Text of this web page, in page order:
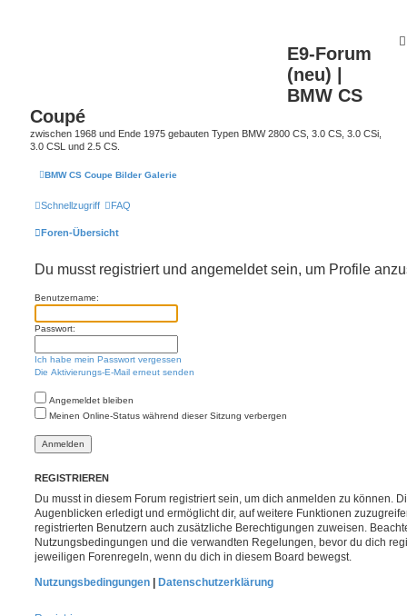
E9-Forum
(neu) |
BMW CS
Coupé
zwischen 1968 und Ende 1975 gebauten Typen BMW 2800 CS, 3.0 CS, 3.0 CSi,
3.0 CSL und 2.5 CS.
BMW CS Coupe Bilder Galerie
Schnellzugriff FAQ
Foren-Übersicht
Du musst registriert und angemeldet sein, um Profile
Benutzername:
Passwort:
Ich habe mein Passwort vergessen
Die Aktivierungs-E-Mail erneut senden
Angemeldet bleiben
Meinen Online-Status während dieser Sitzung verbergen
REGISTRIEREN
Du musst in diesem Forum registriert sein, um dich anmelden zu können.
Augenblicken erledigt und ermöglicht dir, auf weitere Funktionen
registrierten Benutzern auch zusätzliche Berechtigungen zuweisen.
Nutzungsbedingungen und die verwandten Regelungen, bevor du dich
jeweiligen Forenregeln, wenn du dich in diesem Board bewegst.
Nutzungsbedingungen
Datenschutzerklärung